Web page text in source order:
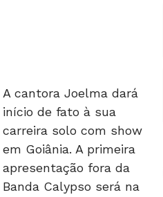
A cantora Joelma dará
início de fato à sua
carreira solo com show
em Goiânia. A primeira
apresentação fora da
Banda Calypso será na